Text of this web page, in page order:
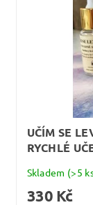
UČÍM SE
RYCHLÉ
Skladem (>5
330 Kč